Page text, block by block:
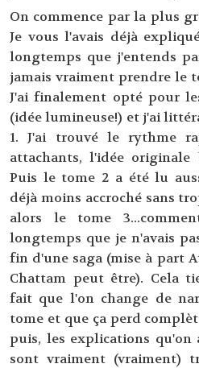
On commence par la plus
Je vous l'avais déjà
longtemps que j'entends
jamais vraiment prendre le
J'ai finalement opté pour
(idée lumineuse!) et j'ai
1. J'ai trouvé le rythme
attachants, l'idée
Puis le tome 2 a été lu
déjà moins accroché sans
alors le tome
longtemps que je n'avais
fin d'une saga (mise à part
Chattam peut être). Cela
fait que l'on change de
tome et que ça perd
puis, les explications
sont vraiment (vraiment)